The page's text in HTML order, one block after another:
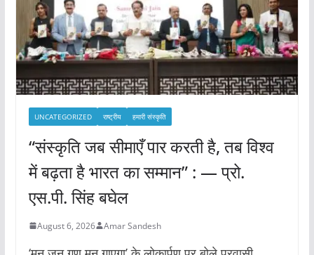
UNCATEGORIZED राष्ट्रीय हमारी संस्कृति
“संस्कृति जब सीमाएँ पार करती है, तब विश्व
में बढ़ता है भारत का सम्मान” : — प्रो.
एस.पी. सिंह बघेल
August 6, 2026 Amar Sandesh